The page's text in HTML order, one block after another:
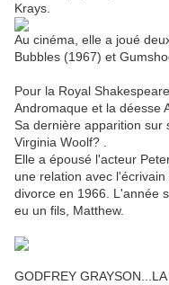
Krays.
Au cinéma, elle a joué
Bubbles (1967) et
Pour la Royal
Andromaque et la déesse
Sa dernière apparition sur
Virginia Woolf? .
Elle a épousé l'acteur
une relation avec
divorce en 1966. L'année
eu un fils, Matthew.
GODFREY